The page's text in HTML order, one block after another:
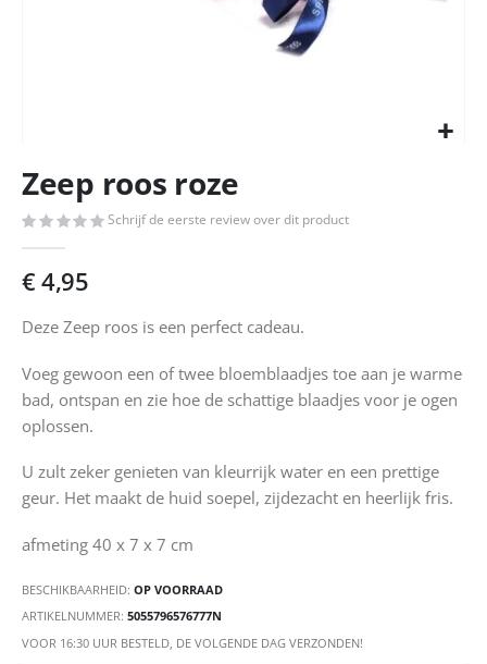
naar
het
begin
van
afbeeldingen-
Zeep roos roze
Schrijf de eerste review over dit product
€ 4,95
Deze Zeep roos is een perfect cadeau.
Voeg gewoon een of twee bloemblaadjes toe aan je warme
bad, ontspan en zie hoe de schattige blaadjes voor je ogen
oplossen.
U zult zeker genieten van kleurrijk water en een prettige
geur. Het maakt de huid soepel, zijdezacht en heerlijk fris.
afmeting 40 x 7 x 7 cm
BESCHIKBAARHEID: OP VOORRAAD
ARTIKELNUMMER 5055796576777N
VOOR 16:30 UUR BESTELD, DE VOLGENDE DAG VERZONDEN!